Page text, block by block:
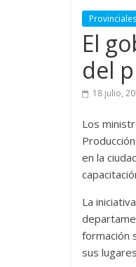
Provinciales
El
del
18 julio,
Los
en la
La
formación
sus